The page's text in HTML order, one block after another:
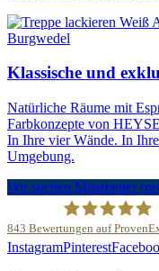
Klassische und
Natürliche Räume mit
Farbkonzepte von
In Ihre vier Wände. In
Umgebung.
Wir suchen Mitarbeiter
843 Bewertungen auf
InstagramPinterest